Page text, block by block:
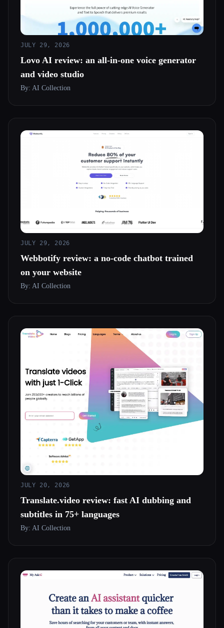
JULY 29, 2026
Lovo AI review: an all-in-one voice generator
and video studio
By: AI Collection
JULY 29, 2026
Webbotify review: a no-code chatbot trained
on your website
By: AI Collection
JULY 20, 2026
Translate.video review: fast AI dubbing and
subtitles in 75+ languages
By: AI Collection